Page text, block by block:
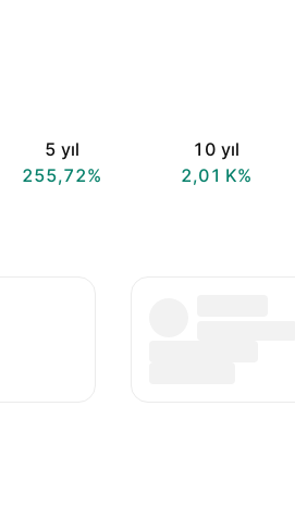
5 yıl
255,72%
10 yıl
‪2,01 K‬%